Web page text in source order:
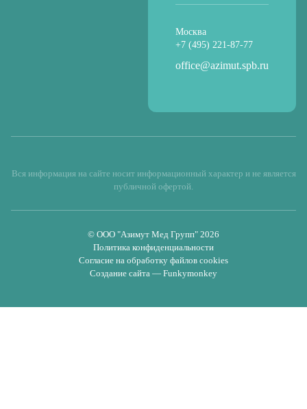
Москва
+7 (495) 221-87-77
office@azimut.spb.ru
Вся информация на сайте носит информационный характер и не является
публичной офертой.
© ООО "Азимут Мед Групп" 2026
Политика конфиденциальности
Согласие на обработку файлов cookies
Создание сайта — Funkymonkey